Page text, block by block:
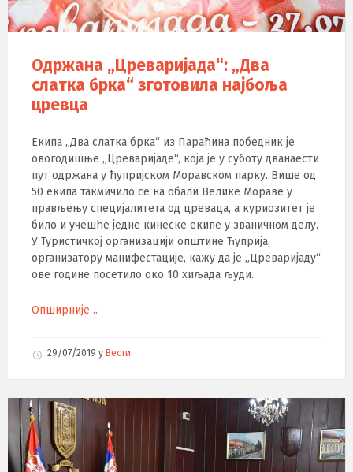
Одржана „Цреваријада“: „Два
слатка брка“ зготовила најбоља
цревца
Екипа „Два слатка брка“ из Параћина победник је
овогодишње „Цреваријаде“, која је у суботу дванаести
пут одржана у ћупријском Моравском парку. Више од
50 екипа такмичило се на обали Велике Мораве у
прављењу специјалитета од цреваца, а куриозитет је
било и учешће једне кинеске екипе у званичном делу.
У Туристичкој организацији општине Ћуприја,
организатору манифестације, кажу да је „Цреваријаду“
ове године посетило око 10 хиљада људи.
Опширније ..
29/07/2019 у Вести